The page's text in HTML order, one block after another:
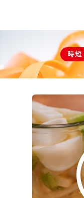
おいしい
天才レシ
時短